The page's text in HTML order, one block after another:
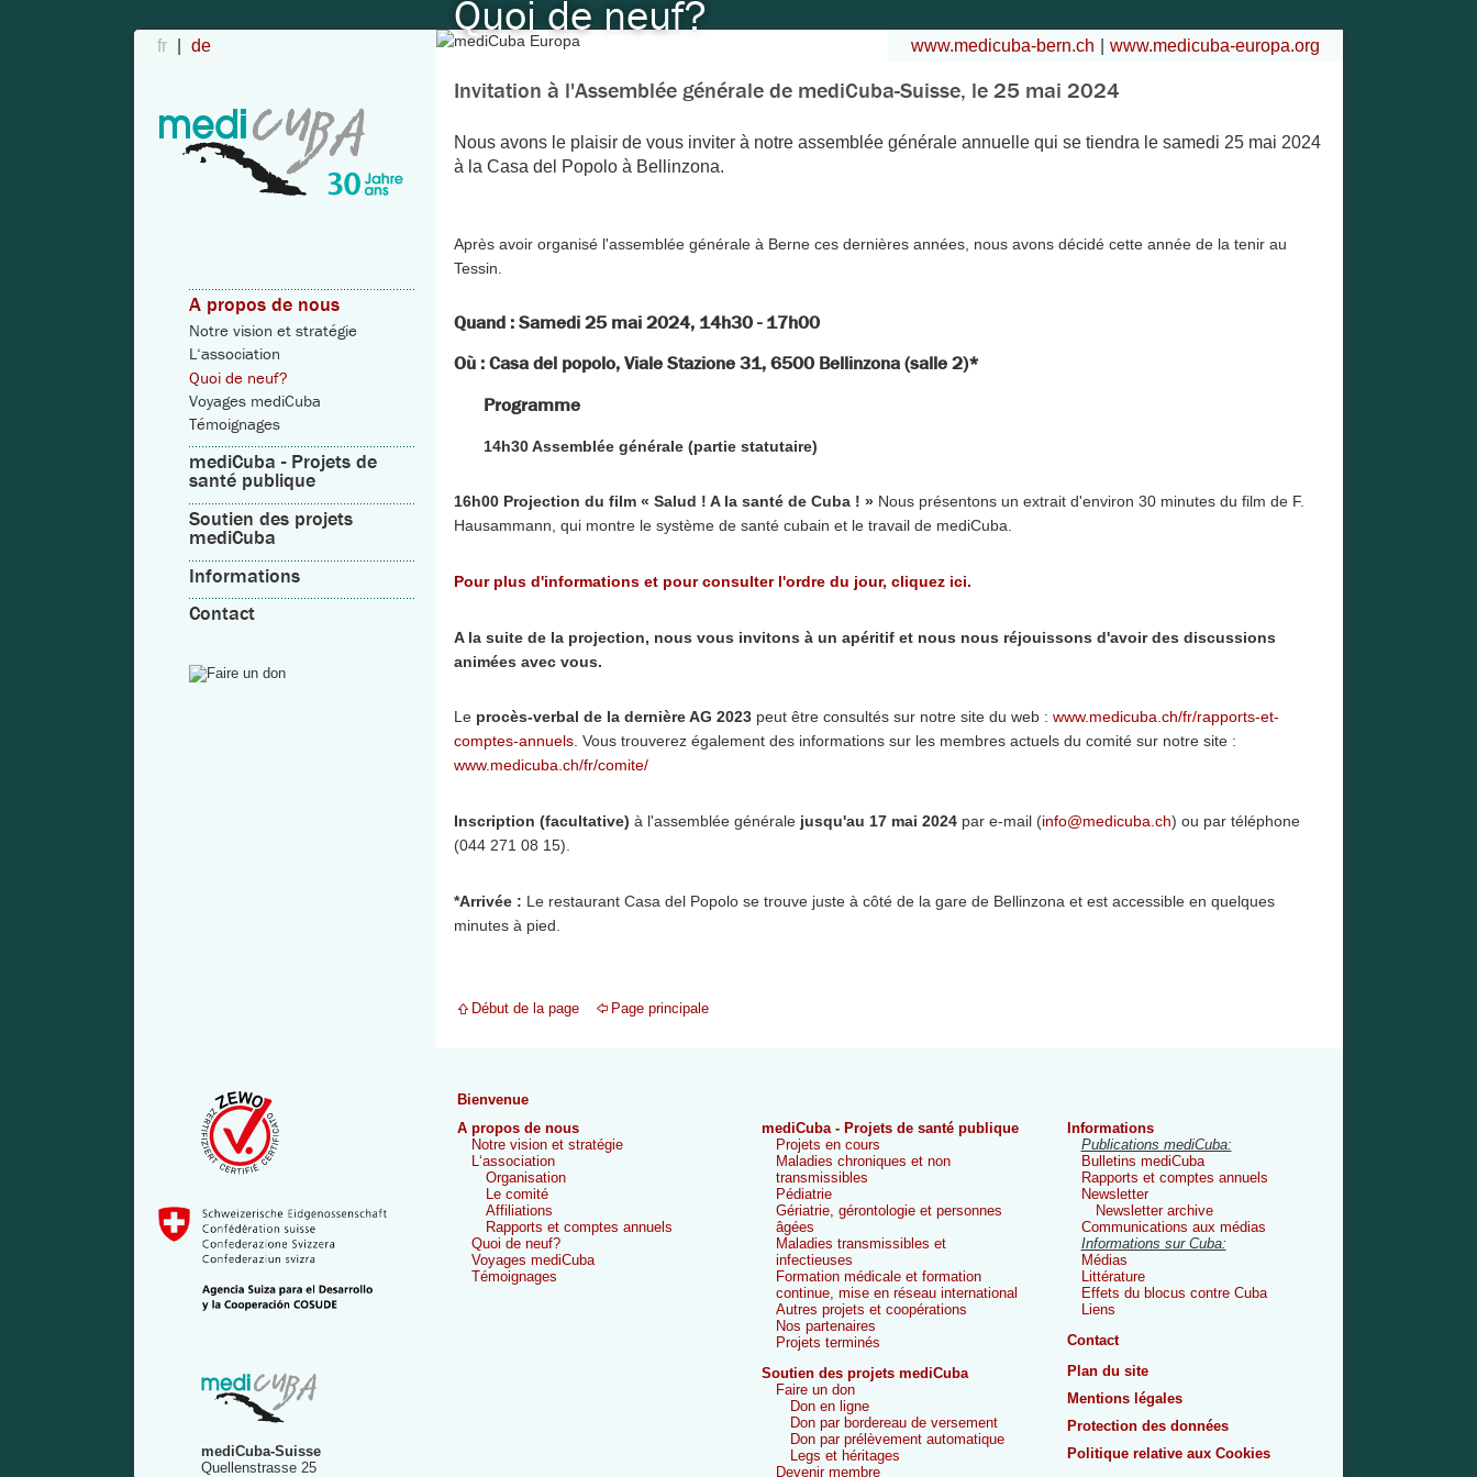
fr de www.medicuba-bern.ch www.medicuba-europa.org
A propos de nous
Notre vision et stratégie
L‘association
Quoi de neuf?
Voyages mediCuba
Témoignages
mediCuba - Projets de
santé publique
Soutien des projets
mediCuba
Informations
Contact
Quoi de neuf?
Invitation à l'Assemblée générale de mediCuba-Suisse, le 25 mai 2024
Nous avons le plaisir de vous inviter à notre assemblée générale annuelle qui se tiendra le samedi 25 mai 2024
à la Casa del Popolo à Bellinzona.
Après avoir organisé l'assemblée générale à Berne ces dernières années, nous avons décidé cette année de la tenir au
Tessin.
Quand : Samedi 25 mai 2024, 14h30 - 17h00
Où : Casa del popolo,Viale Stazione 31, 6500 Bellinzona (salle 2)*
Programme
14h30 Assemblée générale (partie statutaire)
16h00 Projection du film « Salud ! A la santé de Cuba ! » Nous présentons un extrait d'environ 30 minutes du film de F.
Hausammann, qui montre le système de santé cubain et le travail de mediCuba.
Pour plus d'informations et pour consulter l'ordre du jour, cliquez ici.
A la suite de la projection, nous vous invitons à un apéritif et nous nous réjouissons d'avoir des discussions
animées avec vous.
Le procès-verbal de la dernière AG 2023 peut être consultés sur notre site du web : www.medicuba.ch/fr/rapports-et-
comptes-annuels. Vous trouverez également des informations sur les membres actuels du comité sur notre site :
www.medicuba.ch/fr/comite/
Inscription (facultative) à l'assemblée générale jusqu'au 17 mai 2024 par e-mail (info@medicuba.ch) ou par téléphone
(044 271 08 15).
*Arrivée : Le restaurant Casa del Popolo se trouve juste à côté de la gare de Bellinzona et est accessible en quelques
minutes à pied.
Début de la page Page principale
Bienvenue
A propos de nous
Notre vision et stratégie
L‘association
Organisation
Le comité
Affiliations
Rapports et comptes annuels
Quoi de neuf?
Voyages mediCuba
Témoignages
mediCuba - Projets de santé publique
Projets en cours
Maladies chroniques et non
transmissibles
Pédiatrie
Gériatrie, gérontologie et personnes
âgées
Maladies transmissibles et
infectieuses
Formation médicale et formation
continue, mise en réseau international
Autres projets et coopérations
Nos partenaires
Projets terminés
Soutien des projets mediCuba
Faire un don
Don en ligne
Don par bordereau de versement
Don par prélèvement automatique
Legs et héritages
Devenir membre
Informations
Publications mediCuba:
Bulletins mediCuba
Rapports et comptes annuels
Newsletter
Newsletter archive
Communications aux médias
Informations sur Cuba:
Médias
Littérature
Effets du blocus contre Cuba
Liens
Contact
Plan du site
Mentions légales
Protection des données
Politique relative aux Cookies
mediCuba-Suisse
Quellenstrasse 25